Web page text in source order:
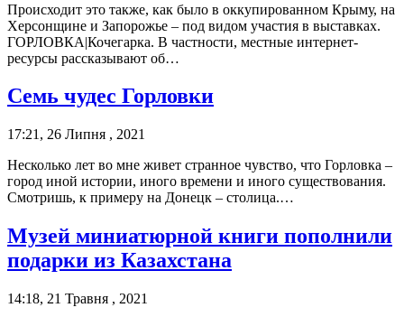
Происходит это также, как было в оккупированном Крыму, на
Херсонщине и Запорожье – под видом участия в выставках.
ГОРЛОВКА|Кочегарка. В частности, местные интернет-
ресурсы рассказывают об…
Семь чудес Горловки
17:21, 26 Липня , 2021
Несколько лет во мне живет странное чувство, что Горловка –
город иной истории, иного времени и иного существования.
Смотришь, к примеру на Донецк – столица.…
Музей миниатюрной книги пополнили
подарки из Казахстана
14:18, 21 Травня , 2021